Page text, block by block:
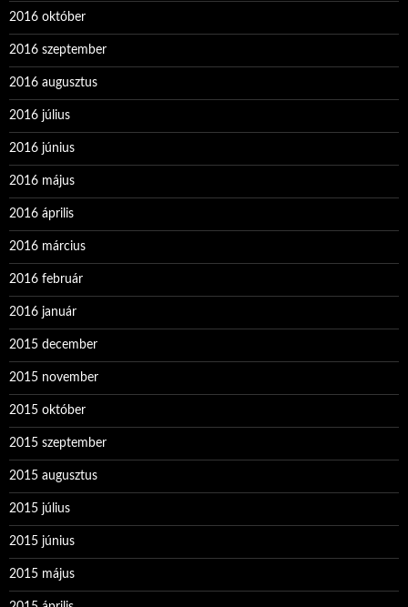
2016 október
2016 szeptember
2016 augusztus
2016 július
2016 június
2016 május
2016 április
2016 március
2016 február
2016 január
2015 december
2015 november
2015 október
2015 szeptember
2015 augusztus
2015 július
2015 június
2015 május